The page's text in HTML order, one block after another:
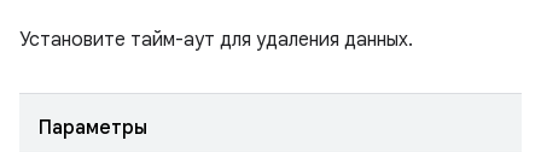
Установите тайм-аут для удаления данных.
Параметры